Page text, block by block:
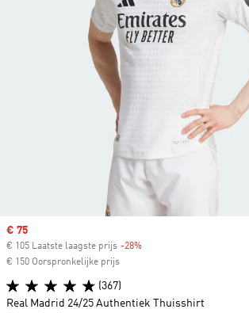
Sale price
€ 75
€ 105 Laatste laagste prijs -28%
€ 150 Oorspronkelijke prijs
(367)
Real Madrid 24/25 Authentiek Thuisshirt